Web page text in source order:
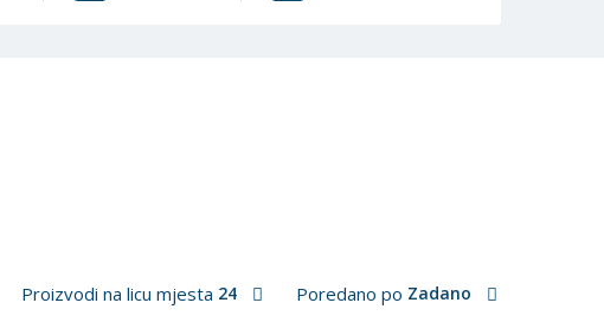
Proizvodi na licu mjesta 24 Poredano po Zadano